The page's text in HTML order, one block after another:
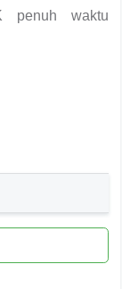
penuh waktu